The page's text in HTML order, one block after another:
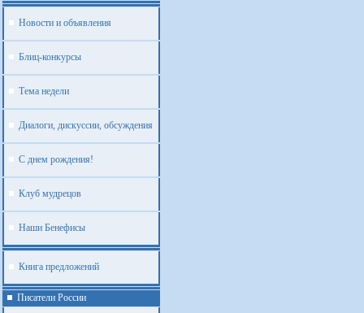
Новости и объявления
Блиц-конкурсы
Тема недели
Диалоги, дискуссии, обсуждения
С днем рождения!
Клуб мудрецов
Наши Бенефисы
Книга предложений
Писатели России